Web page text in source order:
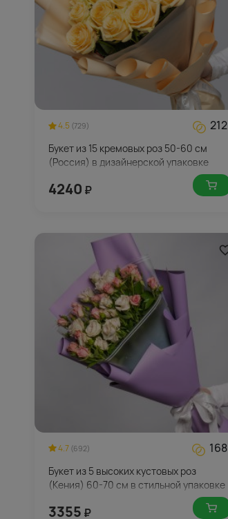
4.5 (729) 212
Букет из 15 кремовых роз 50-60 см
(Россия) в дизайнерской упаковке
4240 ₽
4.7 (692) 168
Букет из 5 высоких кустовых роз
(Кения) 60-70 см в стильной упаковке
3355 ₽